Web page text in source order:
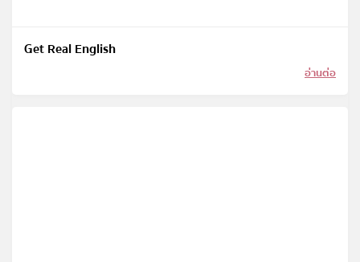
Get Real English
อ่านต่อ